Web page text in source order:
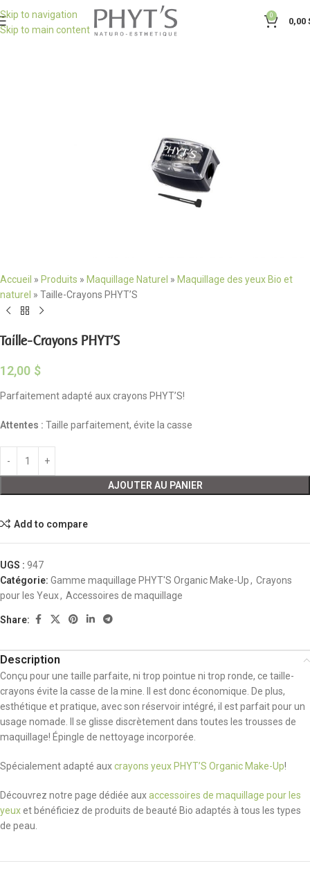
Skip to navigation
Skip to main content
0
0,00
Accueil » Produits » Maquillage Naturel » Maquillage des yeux Bio et
naturel » Taille-Crayons PHYT’S
Taille-Crayons PHYT’S
12,00 $
Parfaitement adapté aux crayons PHYT’S!
Attentes : Taille parfaitement, évite la casse
AJOUTER AU PANIER
Add to compare
UGS : 947
Catégorie: Gamme maquillage PHYT'S Organic Make-Up, Crayons
pour les Yeux, Accessoires de maquillage
Share:
Description
Conçu pour une taille parfaite, ni trop pointue ni trop ronde, ce taille-
crayons évite la casse de la mine. Il est donc économique. De plus,
esthétique et pratique, avec son réservoir intégré, il est parfait pour un
usage nomade. Il se glisse discrètement dans toutes les trousses de
maquillage! Épingle de nettoyage incorporée.
Spécialement adapté auxcrayons yeux PHYT’S Organic Make-Up!
Découvrez notre page dédiée auxaccessoires de maquillage pour les
yeuxet bénéficiez de produits de beauté Bio adaptés à tous les types
de peau.